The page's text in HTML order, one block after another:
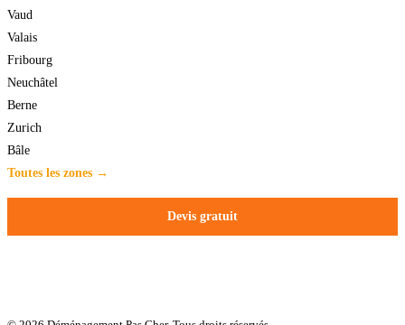
Vaud
Valais
Fribourg
Neuchâtel
Berne
Zurich
Bâle
Toutes les zones →
Devis gratuit